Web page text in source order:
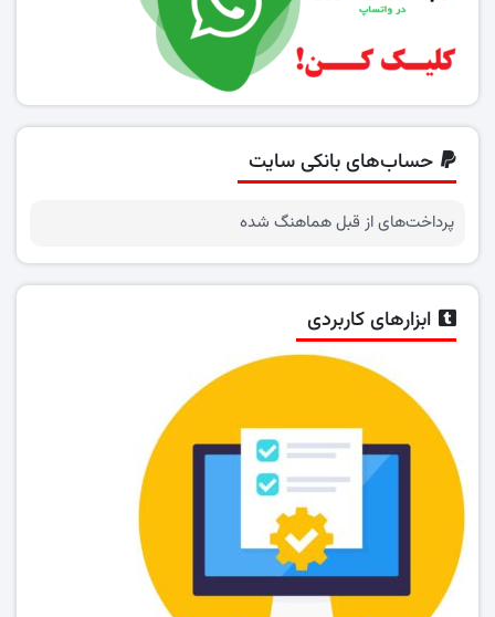
حساب‌های بانکی سایت
پرداخت‌های از قبل هماهنگ شده
ابزارهای کاربردی